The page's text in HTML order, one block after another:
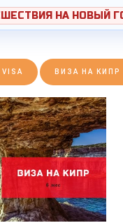
НА НОВЫЙ
ВИЗА НА КИПР